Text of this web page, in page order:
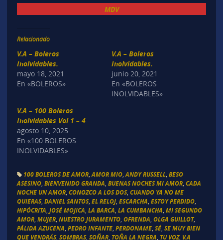
MDV
Relacionado
V.A – Boleros
Inolvidables.
mayo 18, 2021
En «BOLEROS»
V.A – Boleros
Inolvidables.
junio 20, 2021
En «BOLEROS
INOLVIDABLES»
V.A – 100 Boleros
Inolvidables Vol 1 – 4
agosto 10, 2025
En «100 BOLEROS
INOLVIDABLES»
100 BOLEROS DE AMOR, AMOR MIO, ANDY RUSSELL, BESO
ASESINO, BIENVENIDO GRANDA BUENAS NOCHES MI AMOR, CADA
NOCHE UN AMOR, CONOZCO A LOS DOS, CUANDO YA NO ME
QUIERAS, DANIEL SANTOS, EL RELOJ, ESCARCHA ESTOY PERDIDO,
HIPÓCRITA JOSÉ MOJICA LA BARCA LA CUMBANCHA MI SEGUNDO
AMOR, MUJER, NUESTRO JURAMENTO, OFRENDA OLGA GUILLOT,
PÁLIDA AZUCENA PEDRO INFANTE, PERDONAME, SÉ, SE MUY BIEN
QUE VENDRÁS, SOMBRAS, SOÑAR, TOÑA LA NEGRA TU VOZ, V.A